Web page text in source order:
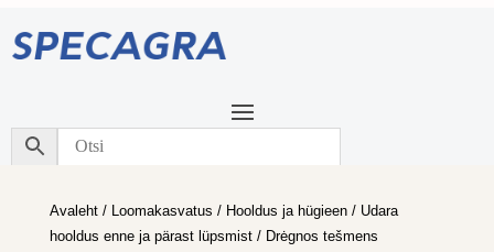
Avaleht/ Loomakasvatus / Hooldus ja hügieen/ Udara
hooldus enne ja pärast lüpsmist/ Drėgnos tešmens